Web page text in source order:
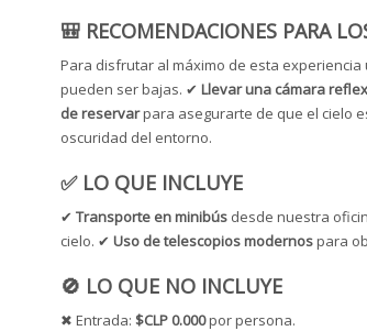
🎒 RECOMENDACIONES PARA
Para disfrutar al máximo de esta
pueden ser bajas. ✔ Llevar una cámara reflex
de reservarpara asegurarte de que el cielo
oscuridad del entorno.
✅ LO QUE INCLUYE
✔ Transporte en minibús desde nuestra
cielo. ✔ Uso de telescopios modernospara
🚫 LO QUE NO INCLUYE
✖ Entrada: $CLP 0.000por persona.